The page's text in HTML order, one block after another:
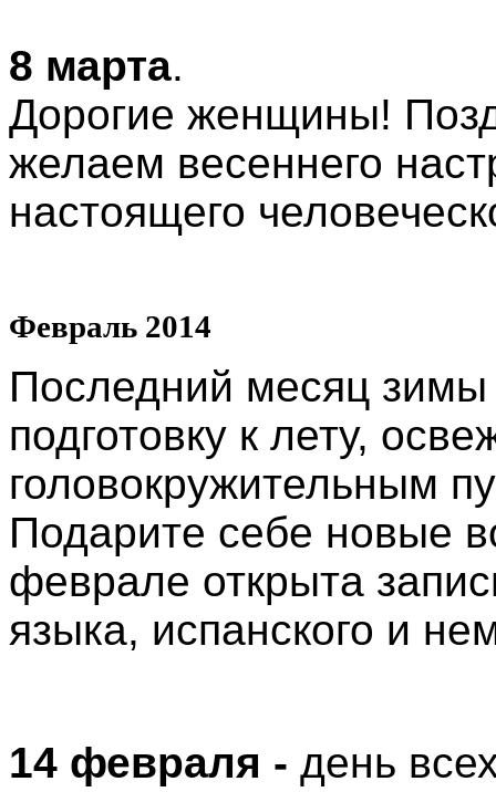
8 марта.
Дорогие женщины!
желаем весеннего
настоящего
Февраль 2014
Последний месяц
подготовку к лету,
головокружительным
Подарите себе новые
феврале открыта
языка, испанского и
14 февраля - день